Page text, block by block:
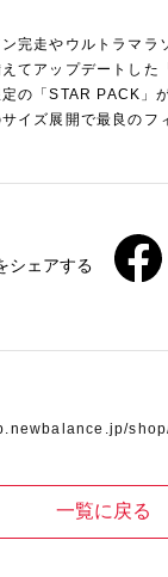
完走やウルトラマラ
てアップデートし
の「STAR PACK」
イズ展開で最良のフ
シェアする
一覧に戻る